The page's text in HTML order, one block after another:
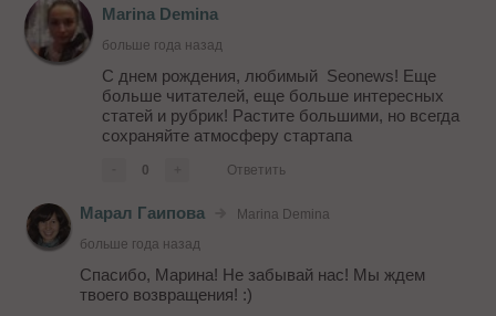
Marina Demina
больше года назад
С днем рождения, любимый Seonews! Еще
больше читателей, еще больше интересных
статей и рубрик! Растите большими, но всегда
сохраняйте атмосферу стартапа
0 Ответить
Марал Гаипова
Marina Demina
больше года назад
Спасибо, Марина! Не забывай нас! Мы ждем
твоего возвращения! :)